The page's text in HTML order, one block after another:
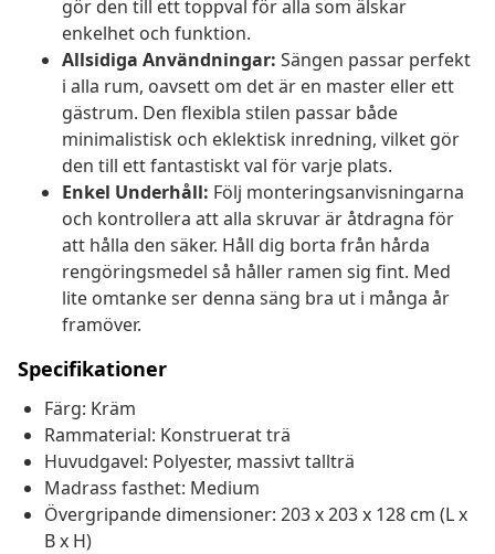
gör den till ett toppval för alla som älskar
enkelhet och funktion.
Allsidiga Användningar: Sängen passar perfekt
i alla rum, oavsett om det är en master eller ett
gästrum. Den flexibla stilen passar både
minimalistisk och eklektisk inredning, vilket gör
den till ett fantastiskt val för varje plats.
Enkel Underhåll: Följ monteringsanvisningarna
och kontrollera att alla skruvar är åtdragna för
att hålla den säker. Håll dig borta från hårda
rengöringsmedel så håller ramen sig fint. Med
lite omtanke ser denna säng bra ut i många år
framöver.
Specifikationer
Färg: Kräm
Rammaterial: Konstruerat trä
Huvudgavel: Polyester, massivt tallträ
Madrass fasthet: Medium
Övergripande dimensioner: 203 x 203 x 128 cm (L x
B x H)